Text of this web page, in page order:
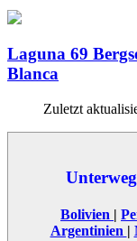
Laguna 69
Blanca
Zuletzt
Bolivien |
Argentinien |